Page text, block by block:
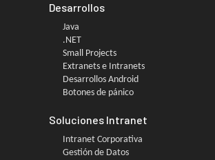
Desarrollos
Java
.NET
Small Projects
Extranets e Intranets
Desarrollos Android
Botones de pánico
Soluciones Intranet
Intranet Corporativa
Gestión de Datos